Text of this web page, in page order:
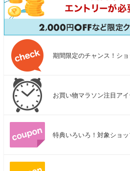
期間限定のチャンス！シ
お買い物マラソン注目ア
特典いろいろ！対象ショ